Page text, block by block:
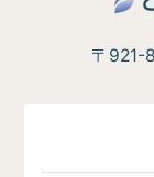
〒921-